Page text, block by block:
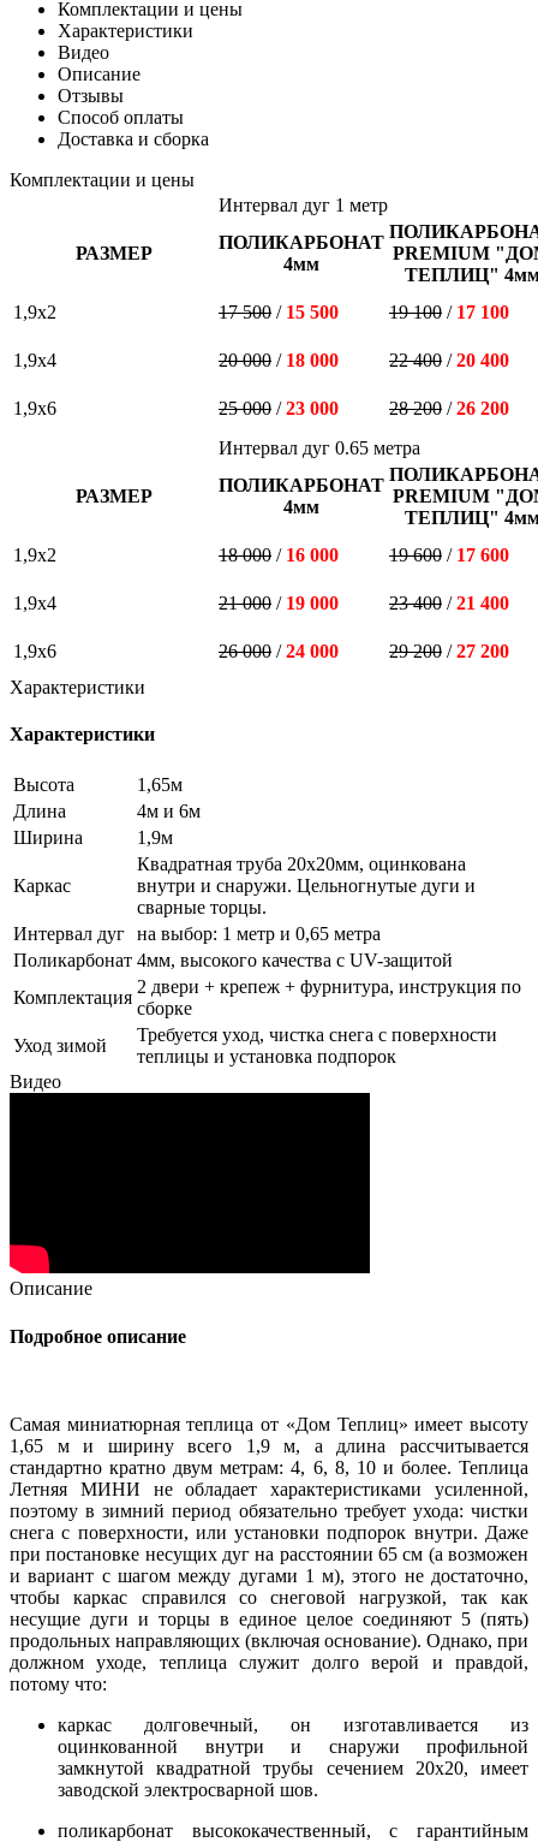
Комплектации и цены
Характеристики
Видео
Описание
Отзывы
Способ оплаты
Доставка и сборка
Комплектации и цены
Интервал дуг 1 метр
РАЗМЕР
ПОЛИКАРБОНАТ
4мм
PREMIUM
ТЕПЛИЦ"
1,9х2
17 500 / 15 500 19 100 / 17 100
1,9х4 20 000 / 18 000 22 400 /20 400
1,9х6 25 000 /23 000 28 200 /26 200
Интервал дуг 0.65 метра
РАЗМЕР
ПОЛИКАРБОНАТ
4мм
PREMIUM
ТЕПЛИЦ"
1,9х2
18 000 / 16 000 19 600 / 17 600
1,9х4 21 000 / 19 000 23 400 /21 400
1,9х6 26 000 /24 000 29 200 /27 200
Характеристики
Характеристики
Высота
1,65м
Длина
4м и 6м
Ширина
1,9м
Каркас
Квадратная труба 20х20мм, оцинкована
внутри и снаружи. Цельногнутые дуги и
сварные торцы.
Интервал дуг на выбор: 1 метр и 0,65 метра
Поликарбонат 4мм, высокого качества с UV-защитой
Комплектация
2 двери + крепеж + фурнитура, инструкция по
сборке
Уход зимой
Требуется уход, чистка снега с поверхности
теплицы и установка подпорок
Видео
Описание
Подробное описание
Самая миниатюрная теплица от «Дом Теплиц» имеет высоту
1,65 м и ширину всего 1,9 м, а длина рассчитывается
стандартно кратно двум метрам: 4, 6, 8, 10 и более. Теплица
Летняя МИНИ не обладает характеристиками усиленной,
поэтому в зимний период обязательно требует ухода: чистки
снега с поверхности, или установки подпорок внутри. Даже
при постановке несущих дуг на расстоянии 65 см (а возможен
и вариант с шагом между дугами 1 м), этого не достаточно,
чтобы каркас справился со снеговой нагрузкой, так как
несущие дуги и торцы в единое целое соединяют 5 (пять)
продольных направляющих (включая основание). Однако, при
должном уходе, теплица служит долго верой и правдой,
потому что:
каркас долговечный, он изготавливается из
оцинкованной внутри и снаружи профильной
замкнутой квадратной трубы сечением 20х20, имеет
заводской электросварной шов.
поликарбонат высококачественный, с гарантийным